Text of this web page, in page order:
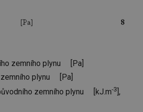
zemního plynu [Pa]
zemního plynu [Pa]
zemního plynu [kJ.m-3 ],